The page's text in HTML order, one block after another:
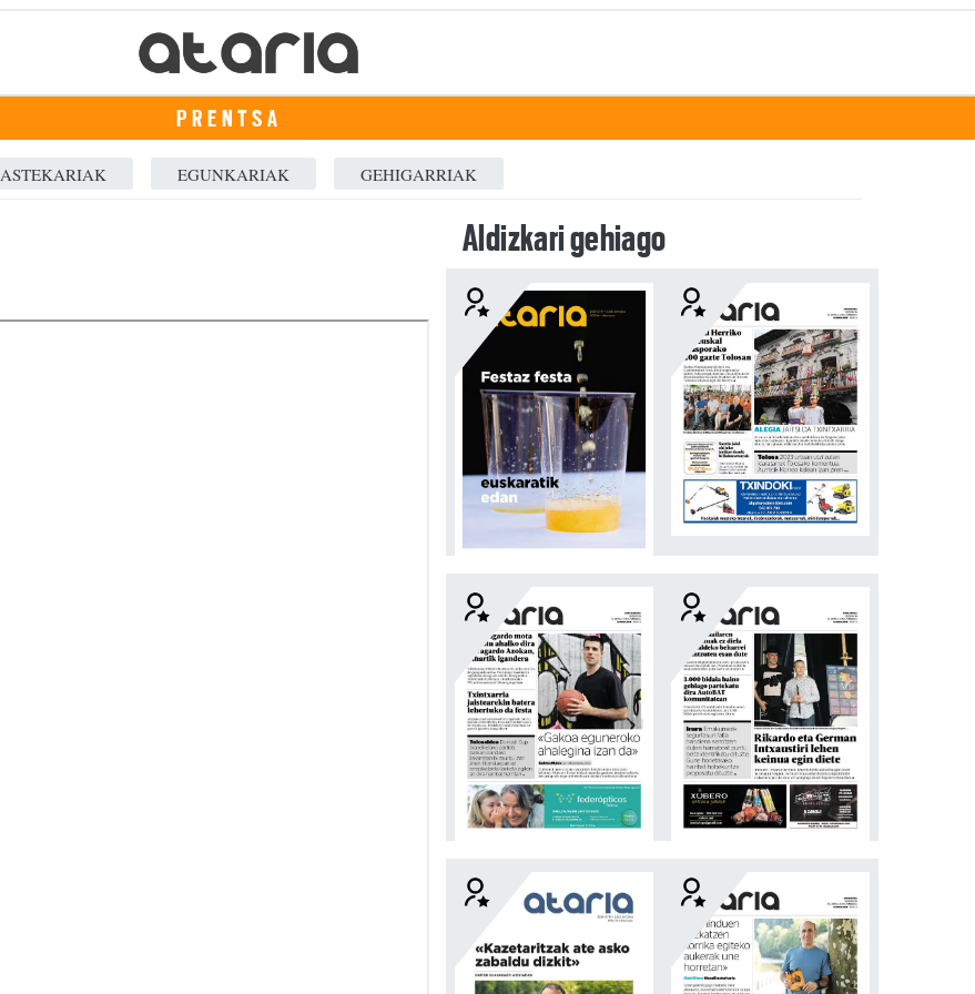
PRENTSA
ASTEKARIAK EGUNKARIAK GEHIGARRIAK
Aldizkari gehiago